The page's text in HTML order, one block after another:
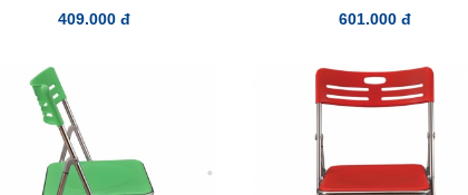
409.000 đ 601.000 đ